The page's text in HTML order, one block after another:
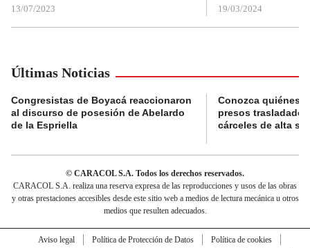
13/07/2023 19/03/2024
Últimas Noticias
Congresistas de Boyacá reaccionaron
al discurso de posesión de Abelardo
de la Espriella
Conozca quiénes
presos
cárceles de alta
© CARACOL S.A. Todos los derechos reservados.
CARACOL S.A. realiza una reserva expresa de las reproducciones y usos de las obras
y otras prestaciones accesibles desde este sitio web a medios de lectura mecánica u otros
medios que resulten adecuados.
Aviso legal Política de Protección de Datos
Política de cookies